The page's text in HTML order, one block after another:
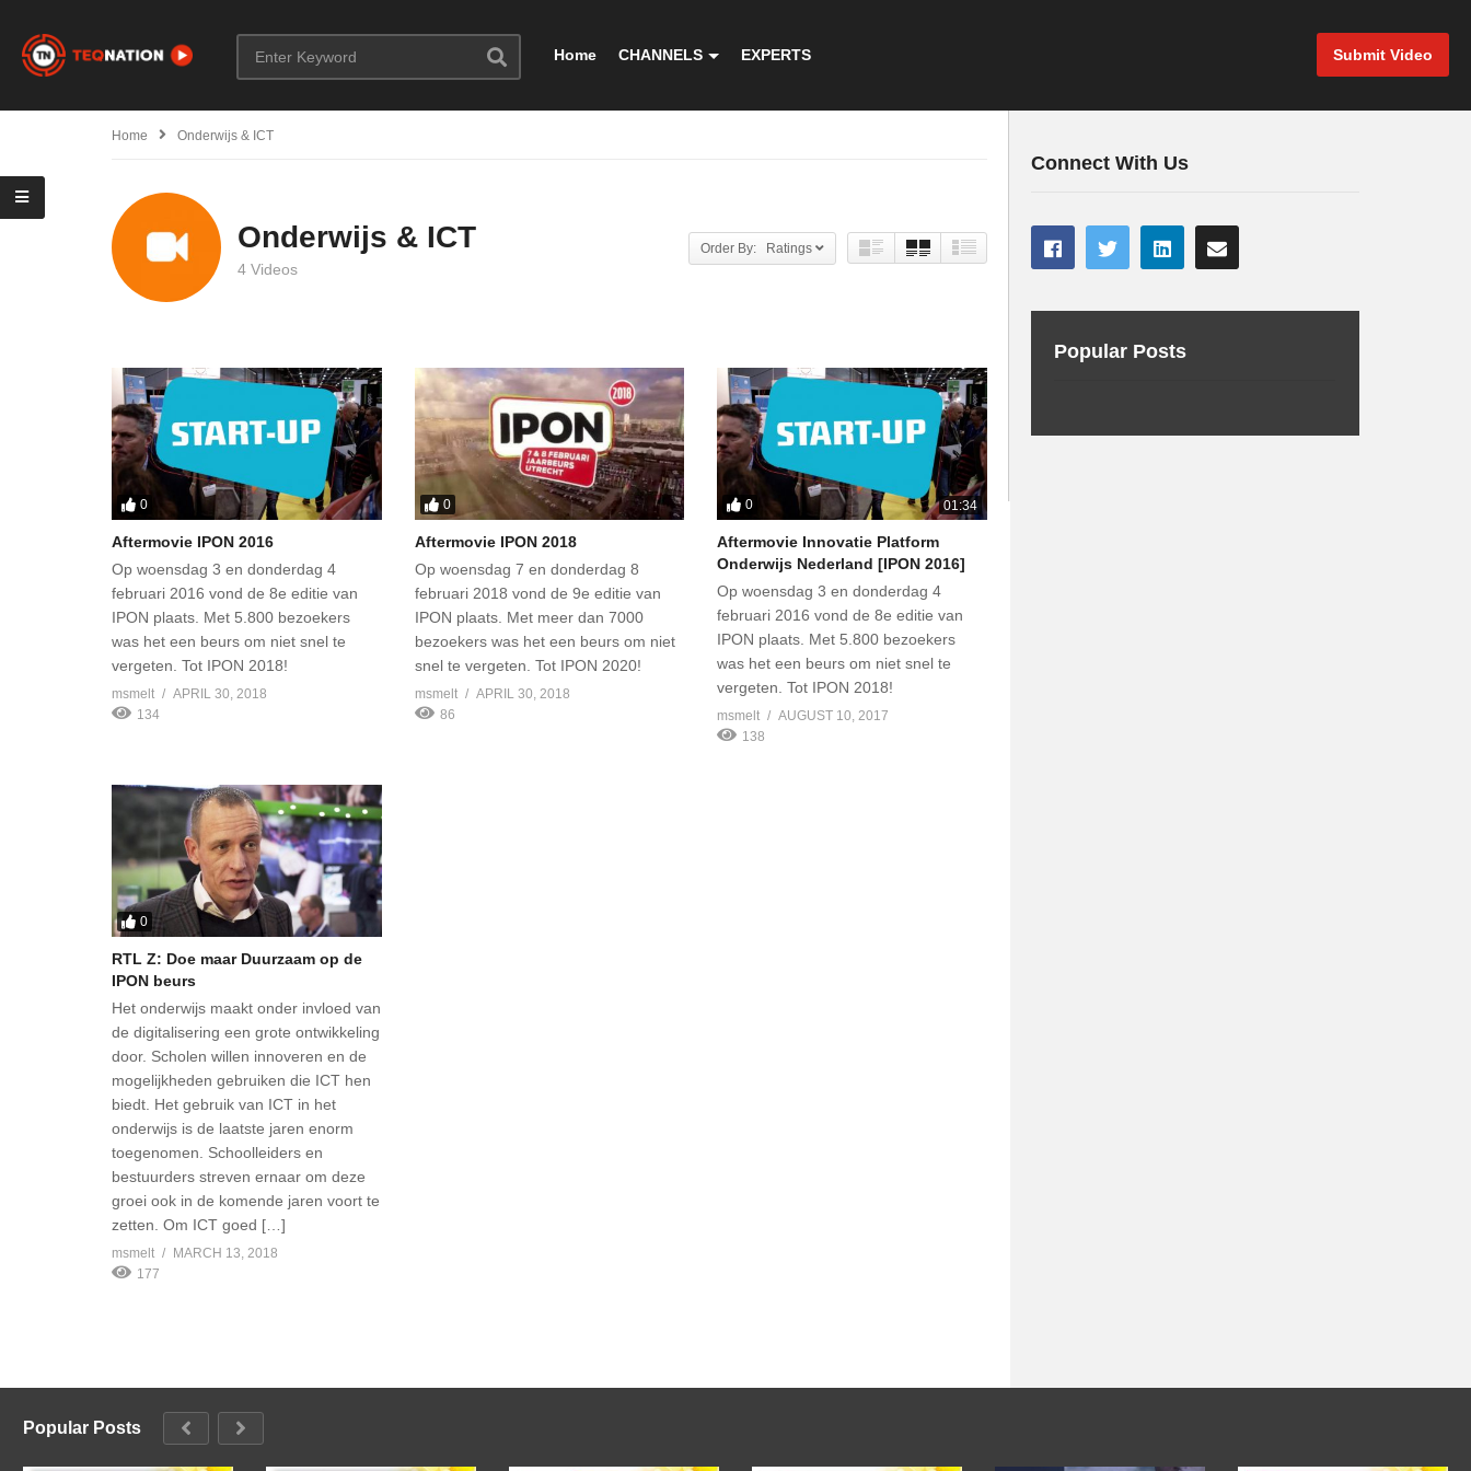
Submit Video
Home CHANNELS EXPERTS
Home Onderwijs & ICT
Onderwijs & ICT
4 Videos
Order By: Ratings
0
Aftermovie IPON 2016
Op woensdag 3 en donderdag 4
februari 2016 vond de 8e editie van
IPON plaats. Met 5.800 bezoekers
was het een beurs om niet snel te
vergeten. Tot IPON 2018!
msmelt
APRIL 30, 2018
134
0
Aftermovie IPON 2018
Op woensdag 7 en donderdag 8
februari 2018 vond de 9e editie van
IPON plaats. Met meer dan 7000
bezoekers was het een beurs om niet
snel te vergeten. Tot IPON 2020!
msmelt
APRIL 30, 2018
86
0 01:34
Aftermovie Innovatie Platform
Onderwijs Nederland [IPON 2016]
Op woensdag 3 en donderdag 4
februari 2016 vond de 8e editie van
IPON plaats. Met 5.800 bezoekers
was het een beurs om niet snel te
vergeten. Tot IPON 2018!
msmelt
AUGUST 10, 2017
138
0
RTL Z: Doe maar Duurzaam op de
IPON beurs
Het onderwijs maakt onder invloed van
de digitalisering een grote ontwikkeling
door. Scholen willen innoveren en de
mogelijkheden gebruiken die ICT hen
biedt. Het gebruik van ICT in het
onderwijs is de laatste jaren enorm
toegenomen. Schoolleiders en
bestuurders streven ernaar om deze
groei ook in de komende jaren voort te
zetten. Om ICT goed […]
msmelt
MARCH 13, 2018
177
Connect With Us
Popular Posts
Popular Posts